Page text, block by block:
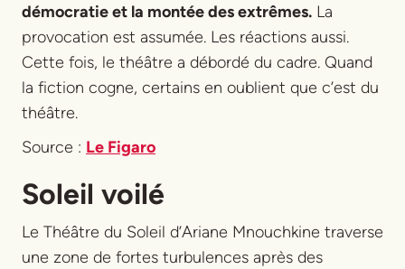
démocratie et la montée des extrêmes. La
provocation est assumée. Les réactions aussi.
Cette fois, le théâtre a débordé du cadre. Quand
la fiction cogne, certains en oublient que c’est du
théâtre.
Source : Le Figaro
Soleil voilé
Le Théâtre du Soleil d’Ariane Mnouchkine traverse
une zone de fortes turbulences après des